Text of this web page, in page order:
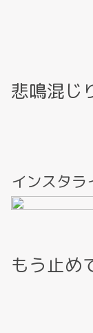
悲鳴混じ
インスタラ
もう止め